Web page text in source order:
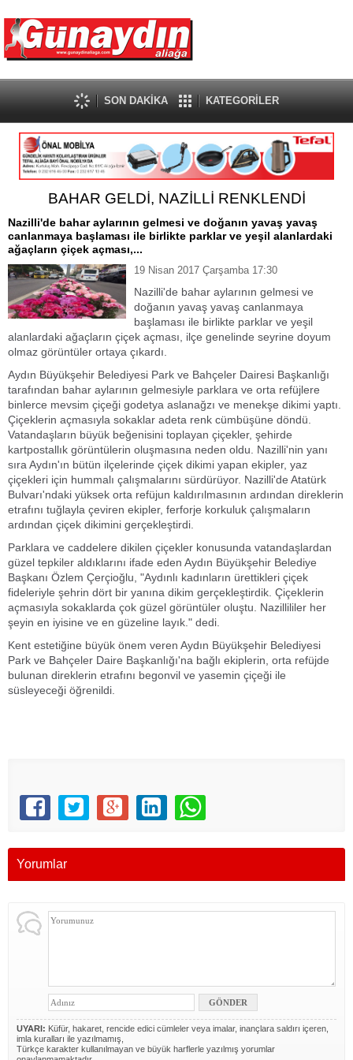
SON DAKİKA KATEGORİLER
BAHAR GELDİ, NAZİLLİ RENKLENDİ
Nazilli'de bahar aylarının gelmesi ve doğanın yavaş yavaş
canlanmaya başlaması ile birlikte parklar ve yeşil alanlardaki
ağaçların çiçek açması,...
19 Nisan 2017 Çarşamba 17:30
Nazilli'de bahar aylarının gelmesi ve
doğanın yavaş yavaş canlanmaya
başlaması ile birlikte parklar ve yeşil
alanlardaki ağaçların çiçek açması, ilçe genelinde seyrine doyum
olmaz görüntüler ortaya çıkardı.
Aydın Büyükşehir Belediyesi Park ve Bahçeler Dairesi Başkanlığı
tarafından bahar aylarının gelmesiyle parklara ve orta refüjlere
binlerce mevsim çiçeği godetya aslanağzı ve menekşe dikimi yaptı.
Çiçeklerin açmasıyla sokaklar adeta renk cümbüşüne döndü.
Vatandaşların büyük beğenisini toplayan çiçekler, şehirde
kartpostallık görüntülerin oluşmasına neden oldu. Nazilli'nin yanı
sıra Aydın'ın bütün ilçelerinde çiçek dikimi yapan ekipler, yaz
çiçekleri için hummalı çalışmalarını sürdürüyor. Nazilli'de Atatürk
Bulvarı'ndaki yüksek orta refüjun kaldırılmasının ardından direklerin
etrafını tuğlayla çeviren ekipler, ferforje korkuluk çalışmaların
ardından çiçek dikimini gerçekleştirdi.
Parklara ve caddelere dikilen çiçekler konusunda vatandaşlardan
güzel tepkiler aldıklarını ifade eden Aydın Büyükşehir Belediye
Başkanı Özlem Çerçioğlu, "Aydınlı kadınların ürettikleri çiçek
fideleriyle şehrin dört bir yanına dikim gerçekleştirdik. Çiçeklerin
açmasıyla sokaklarda çok güzel görüntüler oluştu. Nazillililer her
şeyin en iyisine ve en güzeline layık." dedi.
Kent estetiğine büyük önem veren Aydın Büyükşehir Belediyesi
Park ve Bahçeler Daire Başkanlığı'na bağlı ekiplerin, orta refüjde
bulunan direklerin etrafını begonvil ve yasemin çiçeği ile
süsleyeceği öğrenildi.
Yorumlar
UYARI: Küfür, hakaret, rencide edici cümleler veya imalar, inançlara saldırı içeren,
imla kuralları ile yazılmamış,
Türkçe karakter kullanılmayan ve büyük harflerle yazılmış yorumlar